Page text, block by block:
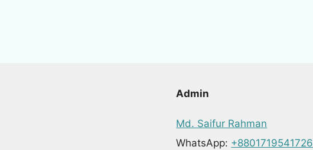
Admin
Md. Saifur Rahman
WhatsApp: +8801719541726